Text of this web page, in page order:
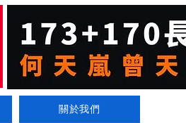
關於我們